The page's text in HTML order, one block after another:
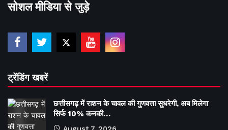
सोशल मीडिया से जुड़े
ट्रेंडिंग खबरें
छत्तीसगढ़ में राशन के चावल की गुणवत्ता सुधरेगी, अब मिलेगा
सिर्फ 10% कनकी…